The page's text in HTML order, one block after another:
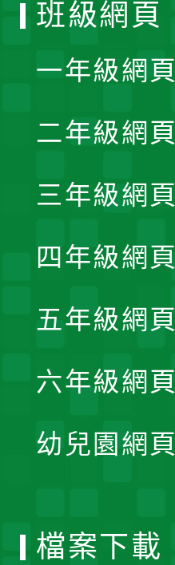
班級網頁
一年級網頁
二年級網頁
三年級網頁
四年級網頁
五年級網頁
六年級網頁
幼兒園網頁
檔案下載